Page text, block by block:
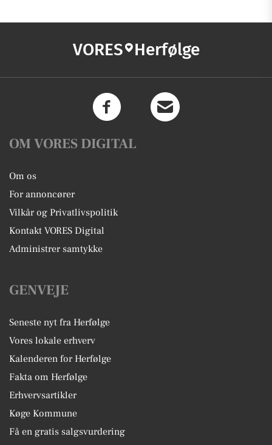
VORES Herfølge
OM VORES DIGITAL
Om os
For annoncører
Vilkår og Privatlivspolitik
Kontakt VORES Digital
Administrer samtykke
GENVEJE
Seneste nyt fra Herfølge
Vores lokale erhverv
Kalenderen for Herfølge
Fakta om Herfølge
Erhvervsartikler
Køge Kommune
Få en gratis salgsvurdering